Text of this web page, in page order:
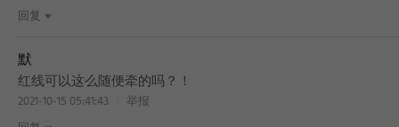
回复
默
红线可以这么随便牵的吗？！
2021-10-15 05:41:43
举报